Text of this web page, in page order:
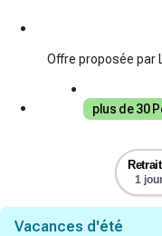
Offre proposée par
plus de 30
Retrait
1
Vacances d'été